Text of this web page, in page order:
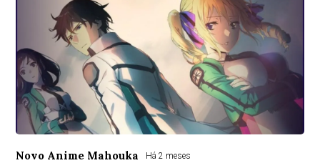
Novo Anime Mahouka Há 2 meses